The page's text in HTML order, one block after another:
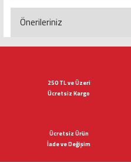
Önerileriniz
Ürün bilgilerinde hatalar bulunuyor.
250 TL ve Üzeri
Ücretsiz Kargo
Ücretsiz Ürün
İade ve Değişim